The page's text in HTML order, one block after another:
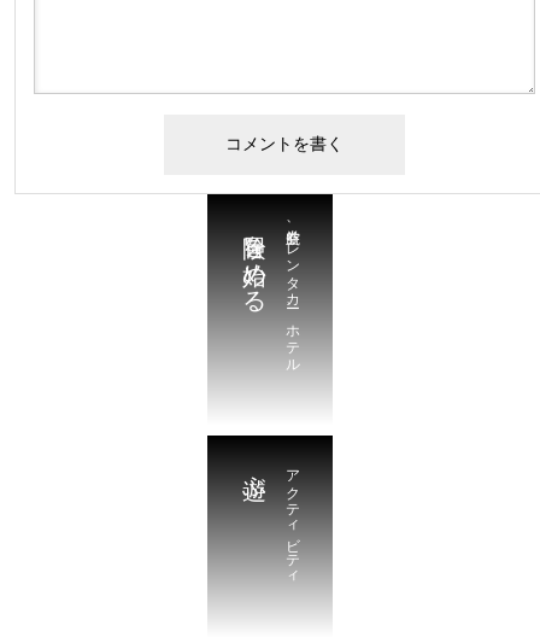
航空券、レンタカー、ホテル
冒険を始める
アクティビティ
遊ぶ